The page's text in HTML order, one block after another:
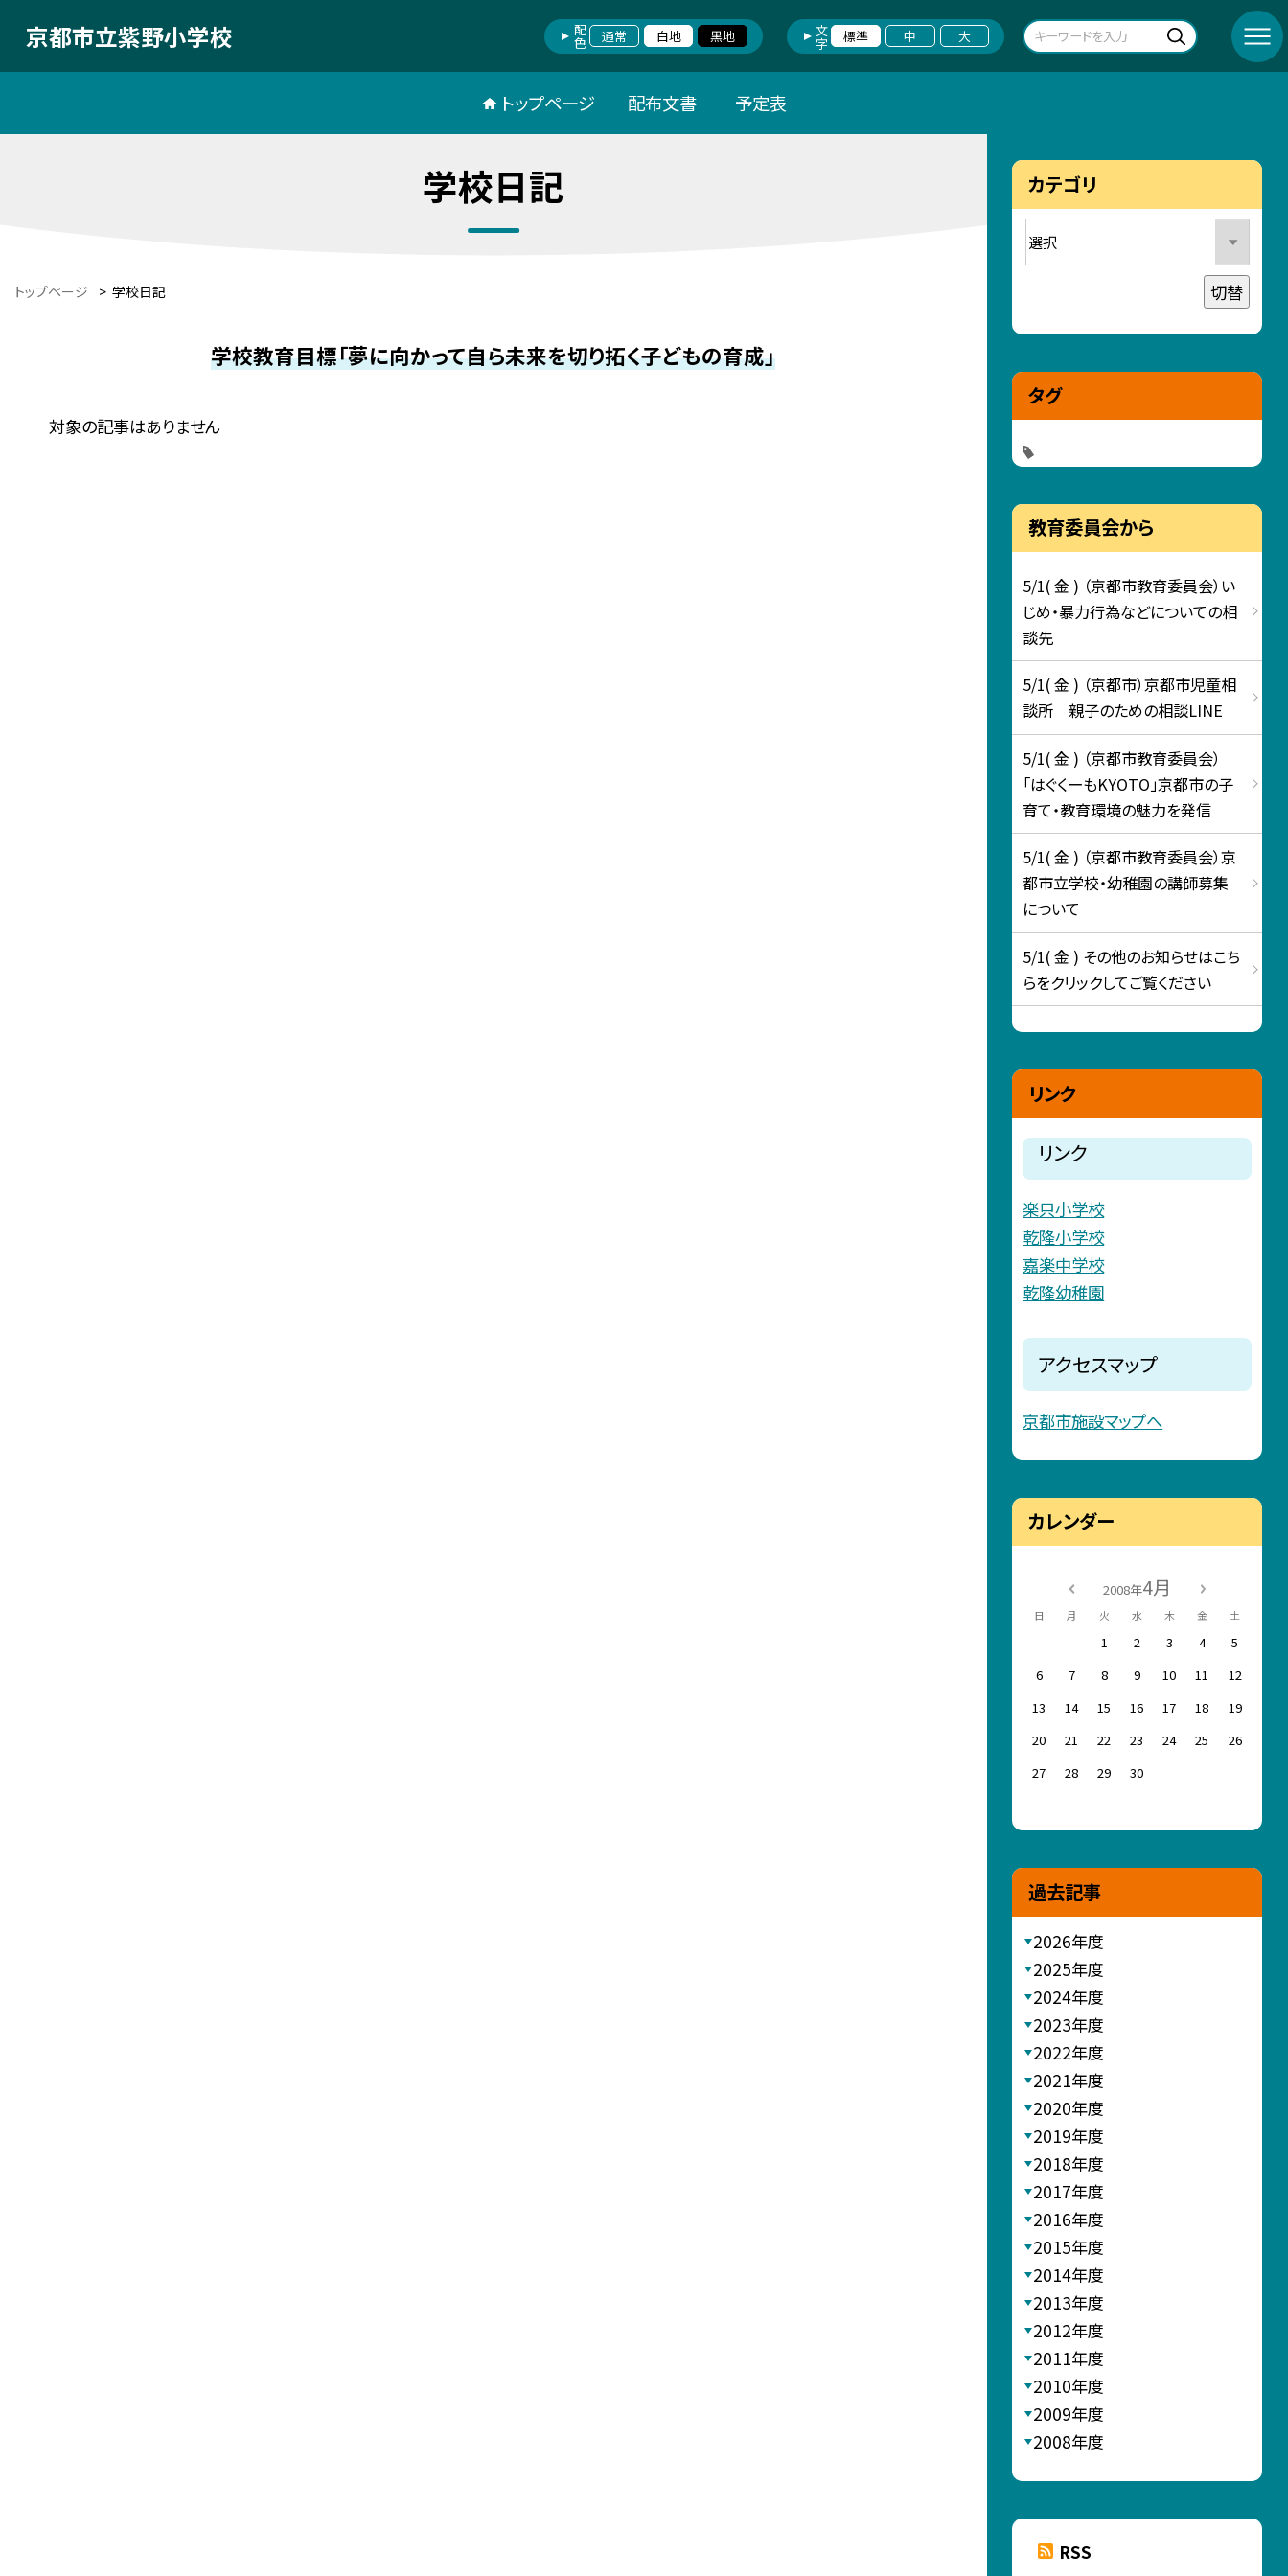
京都市立紫野小学校 配色 通常 白地 黒地 文字 標準 中 大
トップページ 配布文書 予定表
学校日記
トップページ > 学校日記
学校教育目標「夢に向かって自ら未来を切り拓く子どもの育成」
対象の記事はありません
カテゴリ
切替
タグ
教育委員会から
5/1( 金 ) （京都市教育委員会）い
じめ・暴力行為などについての相
談先
5/1( 金 ) （京都市）京都市児童相
談所 親子のための相談LINE
5/1( 金 ) （京都市教育委員会）
「はぐくーもKYOTO」京都市の子
育て・教育環境の魅力を発信
5/1( 金 ) （京都市教育委員会）京
都市立学校・幼稚園の講師募集
について
5/1( 金 ) その他のお知らせはこち
らをクリックしてご覧ください
リンク
リンク
楽只小学校
乾隆小学校
嘉楽中学校
乾隆幼稚園
アクセスマップ
京都市施設マップへ
カレンダー
2008年4月
日 月 火 水 木 金 土
1 2 3 4
5
6
7 8 9 10 11
12
13
14 15 16 17 18
19
20
21 22 23 24 25
26
27
28 29 30
過去記事
2026年度
2025年度
2024年度
2023年度
2022年度
2021年度
2020年度
2019年度
2018年度
2017年度
2016年度
2015年度
2014年度
2013年度
2012年度
2011年度
2010年度
2009年度
2008年度
RSS